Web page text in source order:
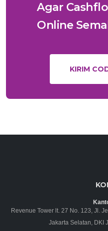
Agar
Online
KIRIM
Revenue Tower lt. 27 No. 123, Jl.
Jakarta Selatan, DKI